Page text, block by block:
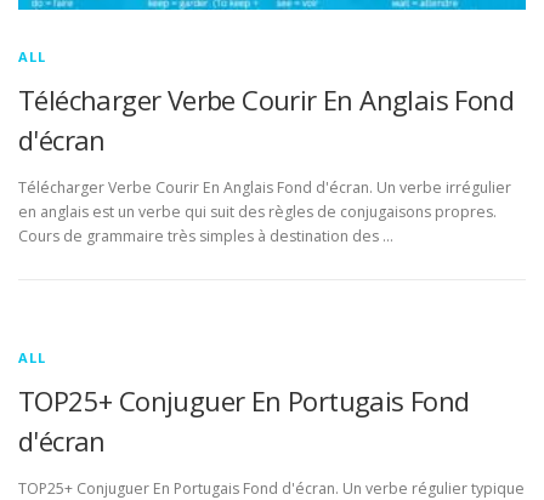
ALL
Télécharger Verbe Courir En Anglais Fond
d'écran
Télécharger Verbe Courir En Anglais Fond d'écran. Un verbe irrégulier
en anglais est un verbe qui suit des règles de conjugaisons propres.
Cours de grammaire très simples à destination des …
ALL
TOP25+ Conjuguer En Portugais Fond
d'écran
TOP25+ Conjuguer En Portugais Fond d'écran. Un verbe régulier typique